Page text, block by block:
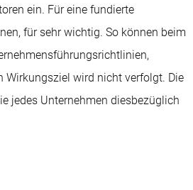
ein. Für eine fundierte
für sehr wichtig. So können beim
Wirkungsziel wird nicht verfolgt. Die
jedes Unternehmen diesbezüglich